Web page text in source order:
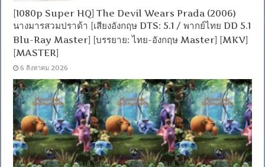
[1080p Super HQ] The Devil Wears Prada (2006)
นางมารสวมปราด้า [เสียงอังกฤษ DTS: 5.1 / พากย์ไทย DD 5.1
Blu-Ray Master] [บรรยาย: ไทย-อังกฤษ Master] [MKV]
[MASTER]
6 สิงหาคม 2026